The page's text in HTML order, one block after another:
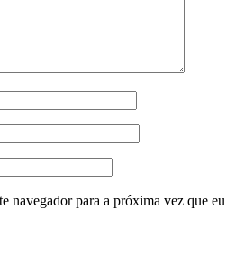
navegador para a próxima vez que eu